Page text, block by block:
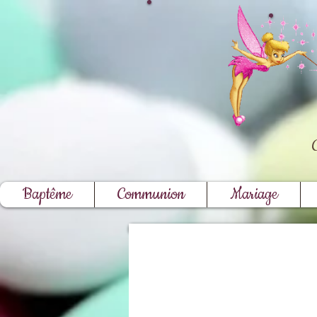
Baptême Communion Mariage